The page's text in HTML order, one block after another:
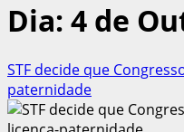
Dia: 4 de
STF decide que
paternidade